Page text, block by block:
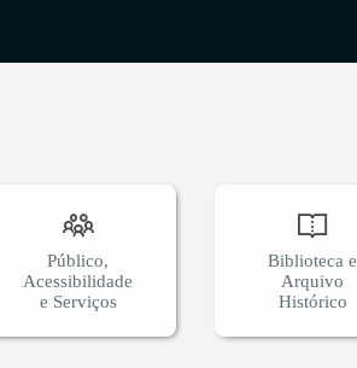
Público,
Acessibilidade
e Serviços
Biblioteca e
Arquivo
Histórico